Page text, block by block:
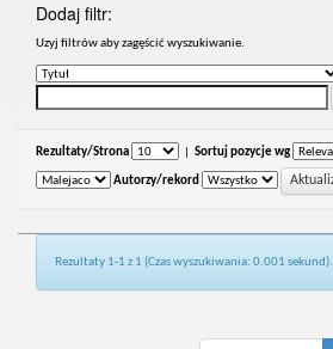
Dodaj filtr:
Uzyj filtrów aby zagęścić wyszukiwanie.
Rezultaty/Strona Sortuj pozycje wg
Autorzy/rekord
Rezultaty 1-1 z 1 (Czas wyszukiwania: 0.001 sekund).